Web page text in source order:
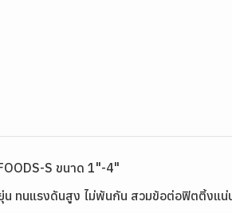
S ขนาด 1"-4"
ทนแรงดันสูง ไม่พันกัน สวมข้อต่อฟิตติ้งแน่